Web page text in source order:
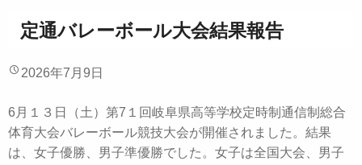
定通バレーボール大会結果報告
2026年7月9日
6月１３日（土）第7１回岐阜県高等学校定時制通信制総合
体育大会バレーボール競技大会が開催されました。結果
は、女子優勝、男子準優勝でした。女子は全国大会、男子